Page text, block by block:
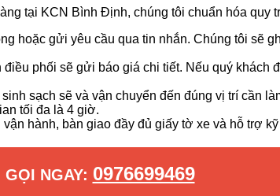
tại KCN Bình Định, chúng tôi chuẩn hóa quy
hoặc gửi yêu cầu qua tin nhắn. Chúng tôi sẽ
điều phối sẽ gửi báo giá chi tiết. Nếu quý
sạch sẽ và vận chuyển đến đúng vị trí cần
tối đa là 4 giờ.
hành, bàn giao đầy đủ giấy tờ xe và hỗ trợ
GỌI NGAY: 0976699469